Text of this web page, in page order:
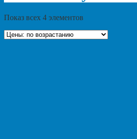
Показ всех 4 элементов